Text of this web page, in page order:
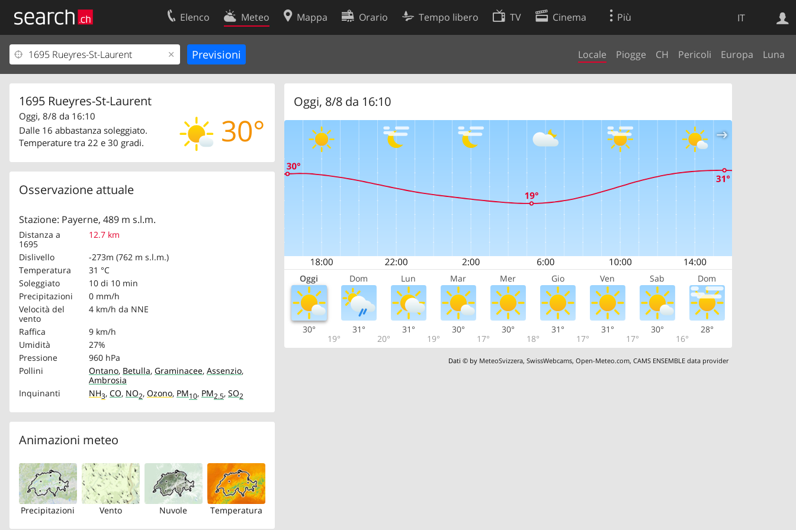
IT
Elenco Meteo Mappa Orario Tempo libero TV Cinema Più
Locale Piogge CH Pericoli Europa Luna
1695 Rueyres-St-Laurent
30°
Oggi, 8/8 da 16:10
Dalle 16 abbastanza soleggiato.
Temperature tra 22 e 30 gradi.
Osservazione attuale
Stazione: Payerne, 489 m s.l.m.
Distanza a
1695
12.7 km
Dislivello
-273m (762 m s.l.m.)
Temperatura
31 °C
Soleggiato
10 di 10 min
Precipitazioni
0 mm/h
Velocità del
vento
4 km/h da NNE
Raffica
9 km/h
Umidità
27%
Pressione
960 hPa
Pollini
Ontano, Betulla, Graminacee, Assenzio,
Ambrosia
Inquinanti
NH3, CO, NO2, Ozono, PM10, PM2.5, SO2
Animazioni meteo
Precipitazioni Vento Nuvole Temperatura
Oggi, 8/8 da 16:10
Oggi Dom Lun Mar Mer Gio Ven Sab Dom
30°
19°
31°
20°
31°
19°
30°
17°
30°
18°
31°
17°
31°
17°
30°
16°
28°
Dati © by MeteoSvizzera,SwissWebcams,Open-Meteo.com,CAMS ENSEMBLE data provider
Ricerca Web
Il vostro profolio
Area clienti
Contatti
Condizioni d’uso
Preferenze cookie